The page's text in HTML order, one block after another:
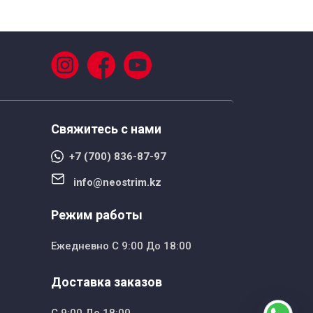
Свяжитесь с нами
+7 (700) 836-87-97
info@neostrim.kz
Режим работы
Ежедневно С 9:00 До 18:00
Доставка заказов